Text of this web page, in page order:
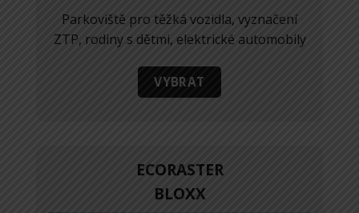
Parkoviště pro těžká vozidla, vyznačení
ZTP, rodiny s dětmi, elektrické automobily
VYBRAT
ECORASTER
BLOXX